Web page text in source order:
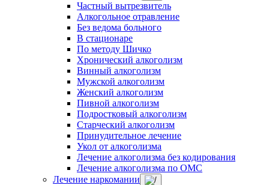
Частный вытрезвитель
Алкогольное отравление
Без ведома больного
В стационаре
По методу Шичко
Хронический алкоголизм
Винный алкоголизм
Мужской алкоголизм
Женский алкоголизм
Пивной алкоголизм
Подростковый алкоголизм
Старческий алкоголизм
Принудительное лечение
Укол от алкоголизма
Лечение алкоголизма без кодирования
Лечение алкоголизма по ОМС
Лечение наркомании